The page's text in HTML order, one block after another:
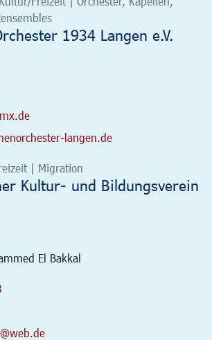
1934 Langen e.V.
langen.de
| Migration
Kultur- und Bildungsverein
El Bakkal